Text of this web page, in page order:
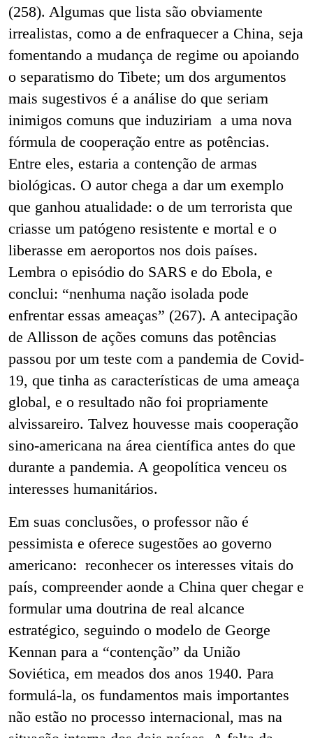
(258). Algumas que lista são obviamente
irrealistas, como a de enfraquecer a China, seja
fomentando a mudança de regime ou apoiando
o separatismo do Tibete; um dos argumentos
mais sugestivos é a análise do que seriam
inimigos comuns que induziriam a uma nova
fórmula de cooperação entre as potências.
Entre eles, estaria a contenção de armas
biológicas. O autor chega a dar um exemplo
que ganhou atualidade: o de um terrorista que
criasse um patógeno resistente e mortal e o
liberasse em aeroportos nos dois países.
Lembra o episódio do SARS e do Ebola, e
conclui: “nenhuma nação isolada pode
enfrentar essas ameaças” (267). A antecipação
de Allisson de ações comuns das potências
passou por um teste com a pandemia de Covid-
19, que tinha as características de uma ameaça
global, e o resultado não foi propriamente
alvissareiro. Talvez houvesse mais cooperação
sino-americana na área científica antes do que
durante a pandemia. A geopolítica venceu os
interesses humanitários.
Em suas conclusões, o professor não é
pessimista e oferece sugestões ao governo
americano: reconhecer os interesses vitais do
país, compreender aonde a China quer chegar e
formular uma doutrina de real alcance
estratégico, seguindo o modelo de George
Kennan para a “contenção” da União
Soviética, em meados dos anos 1940. Para
formulá-la, os fundamentos mais importantes
não estão no processo internacional, mas na